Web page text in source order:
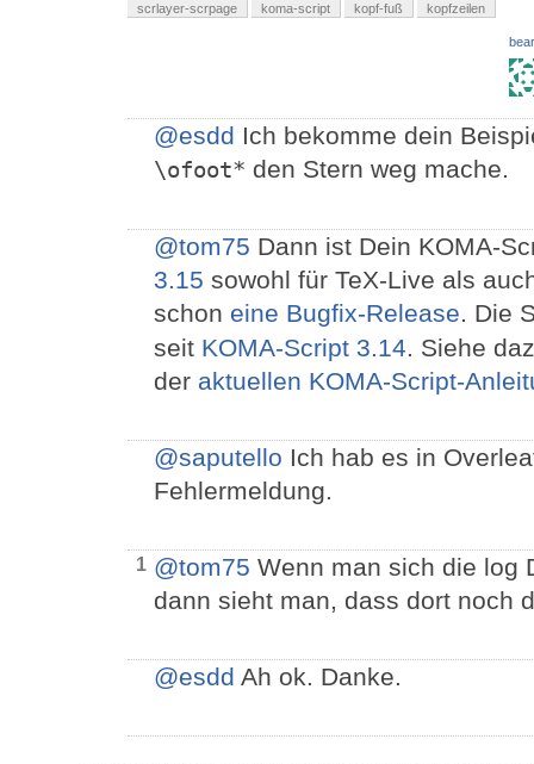
scrlayer-scrpage koma-script kopf-fuß kopfzeilen
@esdd Ich bekomme dein
\ofoot* den Stern weg mache.
@tom75 Dann ist Dein KOMA-
3.15 sowohl für TeX-Live als
schon eine Bugfix-Release. Die
seit KOMA-Script 3.14. Siehe
der aktuellen KOMA-Script-
@saputello Ich hab es in
Fehlermeldung.
1 @tom75 Wenn man sich die log
dann sieht man, dass dort noch
@esdd Ah ok. Danke.